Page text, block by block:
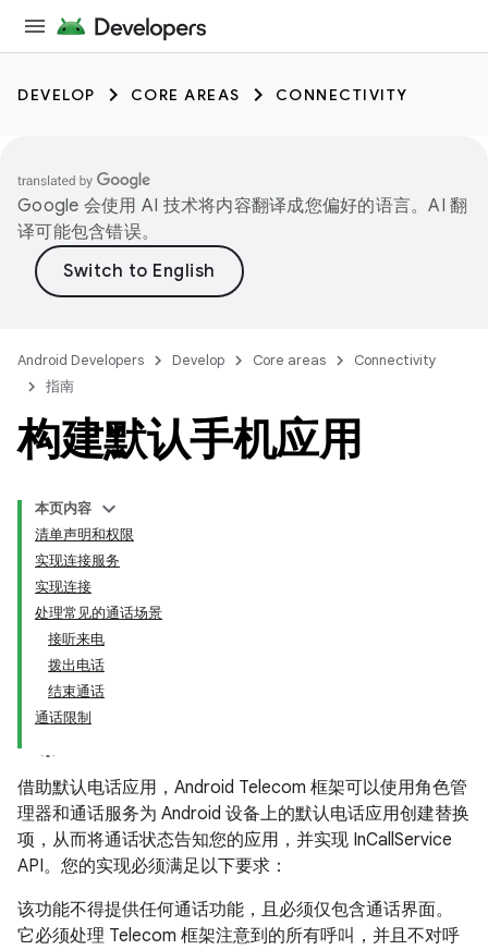
DEVELOP CORE AREAS CONNECTIVITY
Google 会使用 AI 技术将内容翻译成您偏好的语言。AI 翻
译可能包含错误。
Android Developers Develop Core areas
Connectivity
指南
构建默认手机应用
本页内容
清单声明和权限
实现连接服务
实现连接
处理常见的通话场景
接听来电
拨出电话
结束通话
通话限制
借助默认电话应用，Android Telecom 框架可以使用角色管
理器和通话服务为 Android 设备上的默认电话应用创建替换
项，从而将通话状态告知您的应用，并实现 InCallService
API。您的实现必须满足以下要求：
该功能不得提供任何通话功能，且必须仅包含通话界面。
它必须处理 Telecom 框架注意到的所有呼叫，并且不对呼